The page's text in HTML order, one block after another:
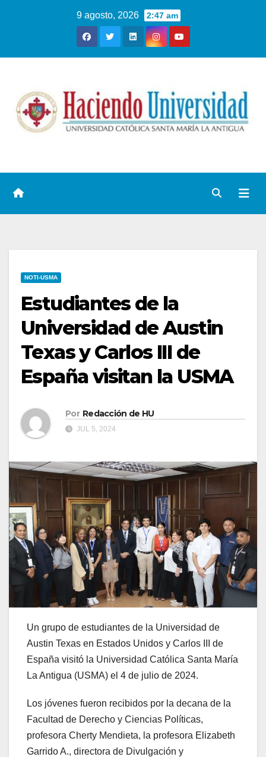
9 agosto, 2026 2:47 am
NOTI-USMA
Estudiantes de la
Universidad de Austin
Texas y Carlos III de
España visitan la USMA
Por Redacción de HU
JUL 5, 2024
Un grupo de estudiantes de la Universidad de
Austin Texas en Estados Unidos y Carlos III de
España visitó la Universidad Católica Santa María
La Antigua (USMA) el 4 de julio de 2024.
Los jóvenes fueron recibidos por la decana de la
Facultad de Derecho y Ciencias Políticas,
profesora Cherty Mendieta, la profesora Elizabeth
Garrido A., directora de Divulgación y